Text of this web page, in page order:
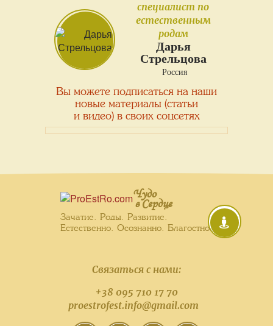
специалист по
естественным
родам
Дарья
Стрельцова
Россия
Вы можете подписаться на наши
новые материалы (статьи
и видео) в своих соцсетях
Чудо
в Сердце
Зачатие. Роды. Развитие.
Естественно. Осознанно. Благостно.
Связаться с нами:
+38 095 710 17 70
proestrofest.info@gmail.com